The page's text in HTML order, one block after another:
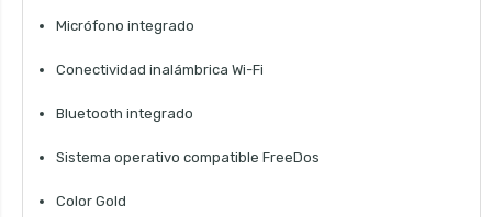
Micrófono integrado
Conectividad inalámbrica Wi-Fi
Bluetooth integrado
Sistema operativo compatible FreeDos
Color Gold